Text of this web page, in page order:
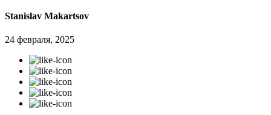
Stanislav Makartsov
24 февраля, 2025